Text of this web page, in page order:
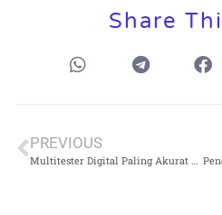
Share
PREVIOUS